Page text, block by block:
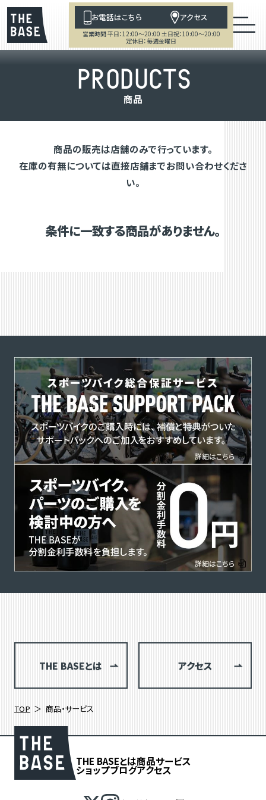
お電話はこちら アクセス
営業時間 平日：12:00～20:00 土日祝：10:00～20:00
定休日：毎週金曜日
PRODUCTS
商品
商品の販売は店舗のみで行っています。
在庫の有無については直接店舗までお問い合わせくださ
い。
条件に一致する商品がありません。
THE BASEとは アクセス
TOP 商品・サービス
THE BASEとは商品サービス
ショップブログアクセス